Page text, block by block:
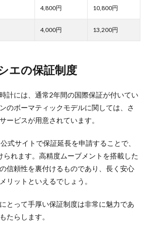
4,800 10,800
4,000 13,200
エの保証制度
計には、通常2年間の国際保証が付いてい
のボーマティックモデルに関しては、さ
ービスが用意されています。
式サイトで保証延長を申請することで、
られます。高精度ムーブメントを搭載した
信頼性を裏付けるものであり、長く安心
リットといえるでしょう。
とって手厚い保証制度は非常に魅力であ
たらします。